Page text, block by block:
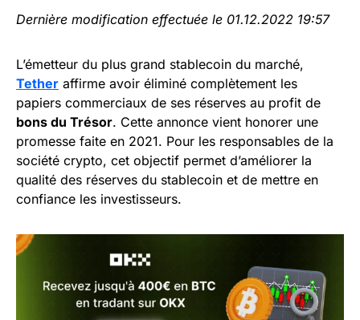
Dernière modification effectuée le 01.12.2022 19:57
L’émetteur du plus grand stablecoin du marché,
Tether affirme avoir éliminé complètement les
papiers commerciaux de ses réserves au profit de
bons du Trésor. Cette annonce vient honorer une
promesse faite en 2021. Pour les responsables de la
société crypto, cet objectif permet d’améliorer la
qualité des réserves du stablecoin et de mettre en
confiance les investisseurs.